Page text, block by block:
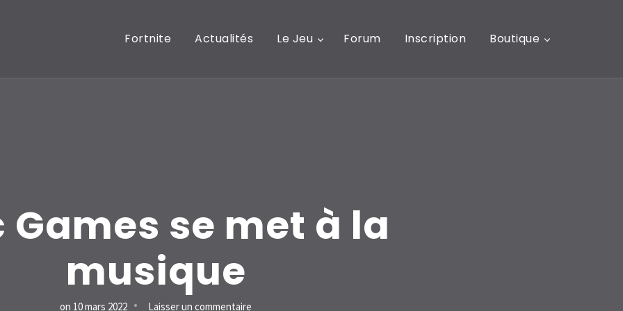
Fortnite Actualités Le Jeu Forum Inscription Boutique
Games se met à la
musique
on 10 mars 2022 Laisser un commentaire